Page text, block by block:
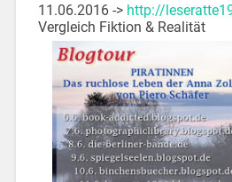
11.06.2016 -> http://
Vergleich Fiktion & Realität